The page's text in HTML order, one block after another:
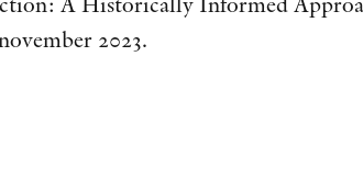
2023.